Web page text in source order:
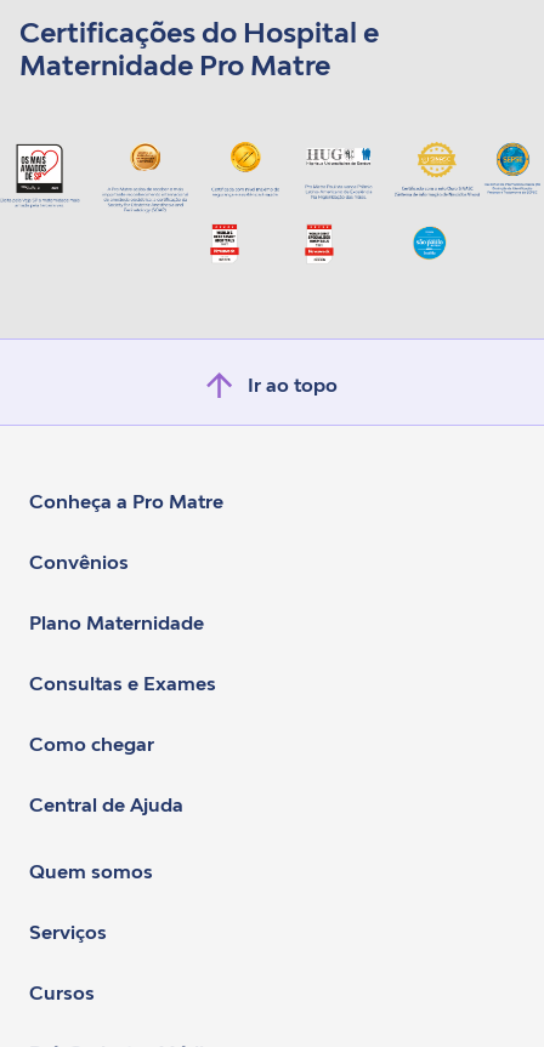
Certificações do Hospital e
Maternidade Pro Matre
Ir ao topo
Conheça a Pro Matre
Convênios
Plano Maternidade
Consultas e Exames
Como chegar
Central de Ajuda
Quem somos
Serviços
Cursos